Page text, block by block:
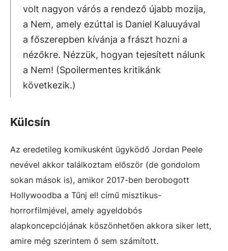
volt nagyon várós a rendező újabb mozija,
a Nem, amely ezúttal is Daniel Kaluuyával
a főszerepben kívánja a frászt hozni a
nézőkre. Nézzük, hogyan tejesített nálunk
a Nem! (Spoilermentes kritikánk
következik.)
Külcsín
Az eredetileg komikusként ügyködő Jordan Peele
nevével akkor találkoztam először (de gondolom
sokan mások is), amikor 2017-ben berobogott
Hollywoodba a Tűnj el! című misztikus-
horrorfilmjével, amely agyeldobós
alapkoncepciójának köszönhetően akkora siker lett,
amire még szerintem ő sem számított.